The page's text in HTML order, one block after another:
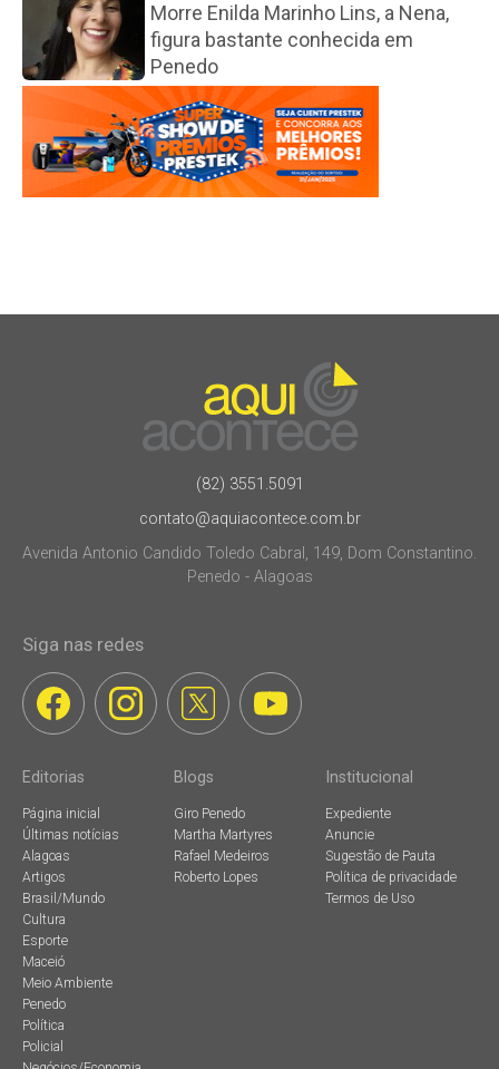
Morre Enilda Marinho Lins, a Nena,
figura bastante conhecida em
Penedo
(82) 3551.5091
contato@aquiacontece.com.br
Avenida Antonio Candido Toledo Cabral, 149, Dom Constantino.
Penedo - Alagoas
Siga nas redes
Editorias
Página inicial
Últimas notícias
Alagoas
Artigos
Brasil/Mundo
Cultura
Esporte
Maceió
Meio Ambiente
Penedo
Política
Policial
Blogs
Giro Penedo
Martha Martyres
Rafael Medeiros
Roberto Lopes
Institucional
Expediente
Anuncie
Sugestão de Pauta
Política de privacidade
Termos de Uso